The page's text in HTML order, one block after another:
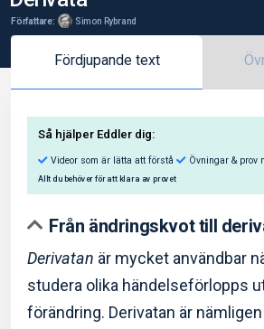
Författare: Simon Rybrand
Fördjupande text
Så hjälper Eddler dig:
Från ändringskvot till
Derivatan är mycket användbar
studera olika händelseförlopps
förändring. Derivatan är